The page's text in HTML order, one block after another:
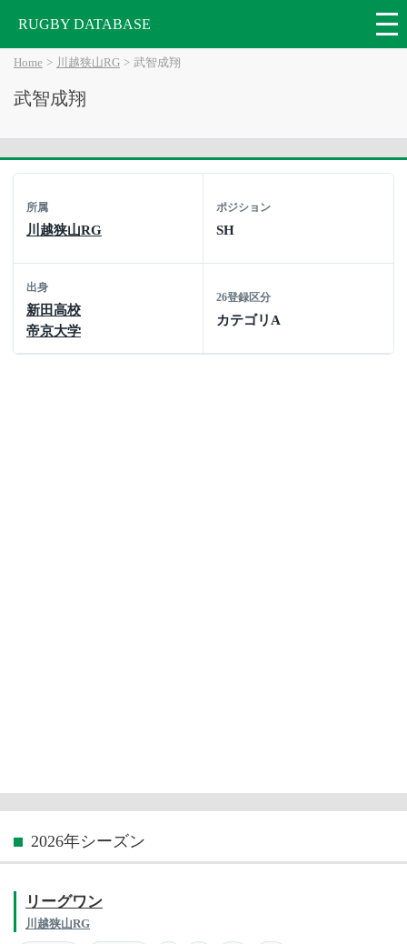
RUGBY DATABASE
Home 川越狭山RG 武智成翔
武智成翔
所属
川越狭山RG
ポジション
SH
出身
新田高校
帝京大学
26登録区分
カテゴリA
2026年シーズン
リーグワン
川越狭山RG